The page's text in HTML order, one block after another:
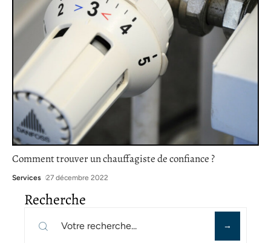
Comment trouver un chauffagiste de confiance ?
Services 27 décembre 2022
Recherche